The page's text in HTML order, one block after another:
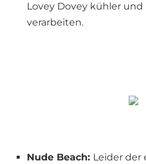
Lovey Dovey kühler
verarbeiten.
Nude Beach: Leider der